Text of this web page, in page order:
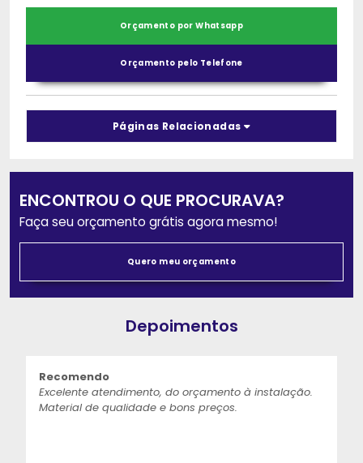
Orçamento por Whatsapp
Orçamento pelo Telefone
Páginas Relacionadas
ENCONTROU O QUE PROCURAVA?
Faça seu orçamento grátis agora mesmo!
Quero meu orçamento
Depoimentos
Recomendo
Excelente atendimento, do orçamento à instalação.
Material de qualidade e bons preços.